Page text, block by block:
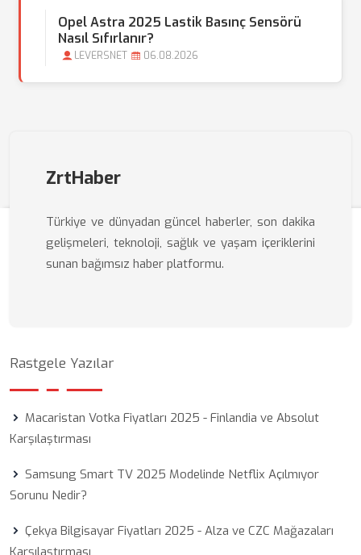
Opel Astra 2025 Lastik Basınç Sensörü
Nasıl Sıfırlanır?
LEVERSNET 06.08.2026
ZrtHaber
Türkiye ve dünyadan güncel haberler, son dakika
gelişmeleri, teknoloji, sağlık ve yaşam içeriklerini
sunan bağımsız haber platformu.
Rastgele Yazılar
Macaristan Votka Fiyatları 2025 - Finlandia ve Absolut
Karşılaştırması
Samsung Smart TV 2025 Modelinde Netflix Açılmıyor
Sorunu Nedir?
Çekya Bilgisayar Fiyatları 2025 - Alza ve CZC Mağazaları
Karşılaştırması